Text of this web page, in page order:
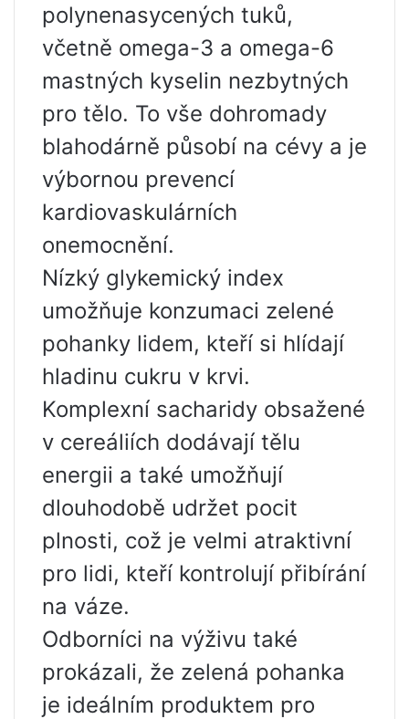
polynenasycených tuků,
včetně omega-3 a omega-6
mastných kyselin nezbytných
pro tělo. To vše dohromady
blahodárně působí na cévy a je
výbornou prevencí
kardiovaskulárních
onemocnění.
Nízký glykemický index
umožňuje konzumaci zelené
pohanky lidem, kteří si hlídají
hladinu cukru v krvi.
Komplexní sacharidy obsažené
v cereáliích dodávají tělu
energii a také umožňují
dlouhodobě udržet pocit
plnosti, což je velmi atraktivní
pro lidi, kteří kontrolují přibírání
na váze.
Odborníci na výživu také
prokázali, že zelená pohanka
je ideálním produktem pro